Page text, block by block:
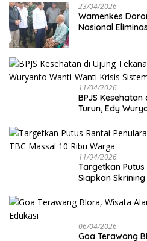
23/04/2026
Wamenkes
Nasional
11/04/2026
BPJS
Turun, Edy
11/04/2026
‎Targetkan
Siapkan
06/04/2026
Goa Terawang